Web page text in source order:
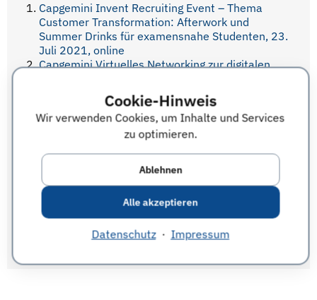
Cookie-Hinweis
Wir verwenden Cookies, um Inhalte und Services
zu optimieren.
Ablehnen
Alle akzeptieren
Datenschutz· Impressum
Capgemini Invent Recruiting Event – Thema
Customer Transformation: Afterwork und
Summer Drinks für examensnahe Studenten, 23.
Juli 2021, online
Capgemini Virtuelles Networking zur digitalen
Studenten und Young Professionals aus WiWi und
WiWiING, 16. April 2021
Capgemini expedITion Workshop für IT-affine
Absolventinnen aus MINT- und anderen
Inside Capgemini Invent - Interaktiver und
virtueller Workshop für Studenten, Absolventen
und Young Professionals, 24. Juli 2020
Capgemini Invent Snack and Chat für
Wirtschafts- und Ingenieurstudenten und Young
Professionals – Thema Digital Transformation &